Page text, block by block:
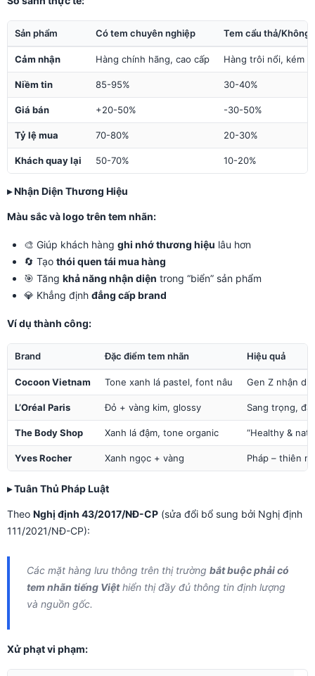
Sản phẩm Có tem chuyên nghiệp Tem cẩu thả/Không
Cảm nhận Hàng chính hãng, cao cấp Hàng trôi nổi, kém
Niềm tin 85-95% 30-40%
Giá bán +20-50% -30-50%
Tỷ lệ mua 70-80% 20-30%
Khách quay lại 50-70% 10-20%
▸ Nhận Diện Thương Hiệu
Màu sắc và logo trên tem nhãn:
🎨 Giúp khách hàng ghi nhớ thương hiệu lâu hơn
🔄 Tạo thói quen tái mua hàng
🎯 Tăng khả năng nhận diện trong “biển” sản phẩm
💎 Khẳng định đẳng cấp brand
Ví dụ thành công:
Brand Đặc điểm tem nhãn Hiệu quả
Cocoon Vietnam Tone xanh lá pastel, font nâu Gen Z nhận
L’Oréal Paris Đỏ + vàng kim, glossy Sang trọng,
The Body Shop Xanh lá đậm, tone organic “Healthy &
Yves Rocher Xanh ngọc + vàng Pháp – thiên
▸ Tuân Thủ Pháp Luật
Theo Nghị định 43/2017/NĐ-CP (sửa đổi bổ sung bởi Nghị định
111/2021/NĐ-CP):
Các mặt hàng lưu thông trên thị trường bắt buộc phải có
tem nhãn tiếng Việthiển thị đầy đủ thông tin định lượng
và nguồn gốc.
Xử phạt vi phạm: